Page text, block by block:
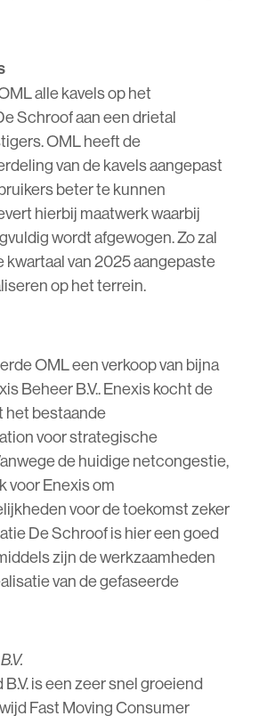
alle kavels op het
Schroof aan een drietal
OML heeft de
van de kavels aangepast
beter te kunnen
hierbij maatwerk waarbij
wordt afgewogen. Zo zal
kwartaal van 2025 aangepaste
op het terrein.
OML een verkoop van bijna
Beheer B.V.. Enexis kocht de
het bestaande
voor strategische
de huidige netcongestie,
voor Enexis om
voor de toekomst zeker
De Schroof is hier een goed
zijn de werkzaamheden
van de gefaseerde
is een zeer snel groeiend
Fast Moving Consumer